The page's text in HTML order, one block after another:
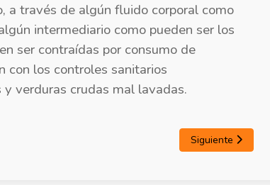
a través de algún fluido corporal como
intermediario como pueden ser los
ser contraídas por consumo de
con los controles sanitarios
verduras crudas mal lavadas.
Siguiente